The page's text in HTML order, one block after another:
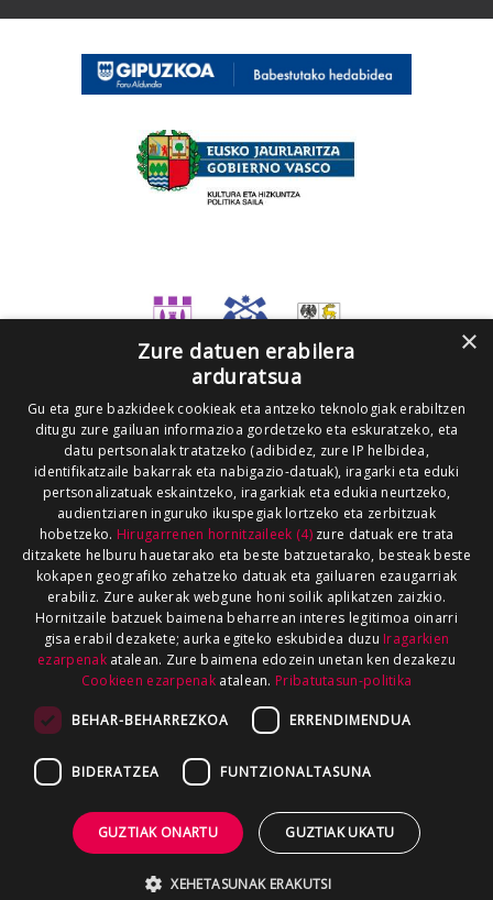
×
Zure datuen erabilera
arduratsua
Gu eta gure bazkideek cookieak eta antzeko teknologiak erabiltzen
ditugu zure gailuan informazioa gordetzeko eta eskuratzeko, eta
datu pertsonalak tratatzeko (adibidez, zure IP helbidea,
identifikatzaile bakarrak eta nabigazio-datuak), iragarki eta eduki
pertsonalizatuak eskaintzeko, iragarkiak eta edukia neurtzeko,
audientziaren inguruko ikuspegiak lortzeko eta zerbitzuak
hobetzeko. Hirugarrenen hornitzaileek (4)zure datuak ere trata
ditzakete helburu hauetarako eta beste batzuetarako, besteak beste
kokapen geografiko zehatzeko datuak eta gailuaren ezaugarriak
erabiliz. Zure aukerak webgune honi soilik aplikatzen zaizkio.
Hornitzaile batzuek baimena beharrean interes legitimoa oinarri
gisa erabil dezakete; aurka egiteko eskubidea duzu Iragarkien
ezarpenakatalean. Zure baimena edozein unetan ken dezakezu
Cookieen ezarpenak atalean. Pribatutasun-politika
BEHAR-BEHARREZKOA ERRENDIMENDUA
BIDERATZEA FUNTZIONALTASUNA
GUZTIAK ONARTU GUZTIAK UKATU
XEHETASUNAK ERAKUTSI